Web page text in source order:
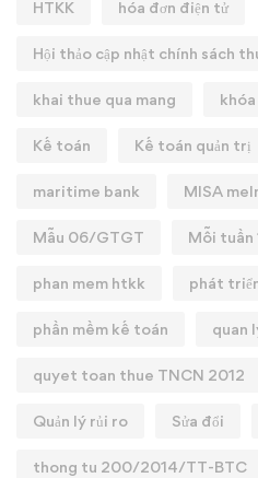
HTKK hóa đơn điện tử
Hội thảo cập nhật chính sách
khai thue qua mang
Kế toán Kế toán quản trị
maritime bank MISA
Mẫu 06/GTGT Mỗi tuần
phan mem htkk phát
phần mềm kế toán quan
quyet toan thue TNCN 2012
Quản lý rủi ro Sửa đổi
thong tu 200/2014/TT-BTC